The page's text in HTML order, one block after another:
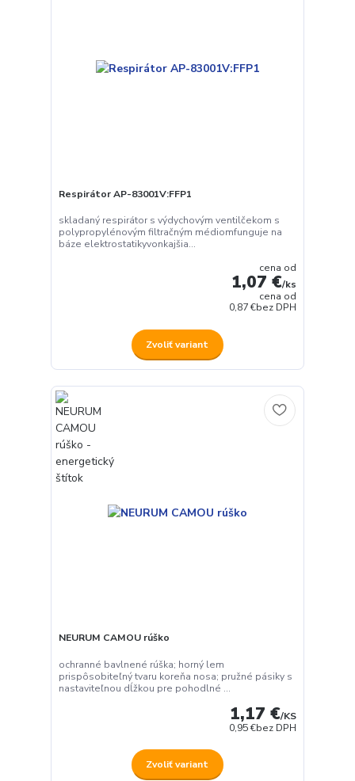
Respirátor AP-83001V:FFP1
skladaný respirátor s výdychovým ventilčekom s
polypropylénovým filtračným médiomfunguje na
báze elektrostatikyvonkajšia...
cena od
1,07 €/ks
cena od
0,87 €bez DPH
Zvoliť variant
NEURUM CAMOU rúško
ochranné bavlnené rúška; horný lem
prispôsobiteľný tvaru koreňa nosa; pružné pásiky s
nastaviteľnou dĺžkou pre pohodlné ...
1,17 €/KS
0,95 €bez DPH
Zvoliť variant